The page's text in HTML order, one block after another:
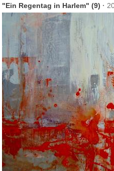
Fokus-Werke
Neue Werke – Auswahl
Alle neuen Werke
"Ein Regentag in Harlem" (9) ·